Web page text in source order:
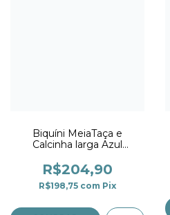
Biquíni MeiaTaça e
Calcinha larga Azul
R$204,90
R$198,75 com Pix